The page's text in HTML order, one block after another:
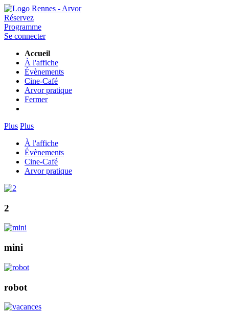
Réservez
Programme
Se connecter
Accueil
À l'affiche
Évènements
Cine-Café
Arvor pratique
Fermer
Plus Plus
À l'affiche
Évènements
Cine-Café
Arvor pratique
2
mini
robot